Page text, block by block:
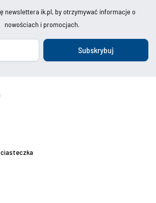
newslettera ik.pl, by otrzymywać informacje o
nowościach i promocjach.
Subskrybuj